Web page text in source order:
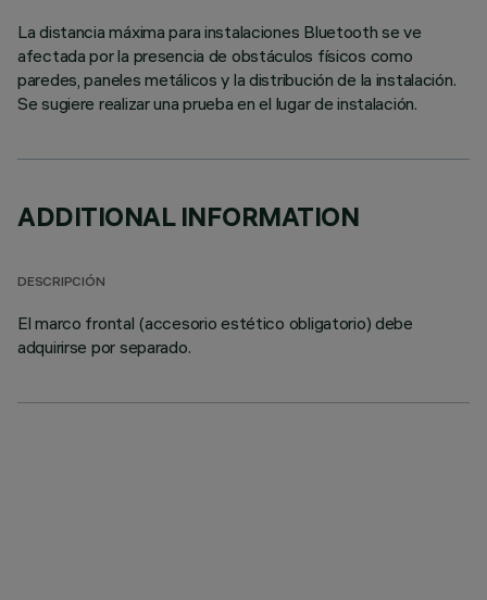
La distancia máxima para instalaciones Bluetooth se ve
afectada por la presencia de obstáculos físicos como
paredes, paneles metálicos y la distribución de la instalación.
Se sugiere realizar una prueba en el lugar de instalación.
ADDITIONAL INFORMATION
DESCRIPCIÓN
El marco frontal (accesorio estético obligatorio) debe
adquirirse por separado.